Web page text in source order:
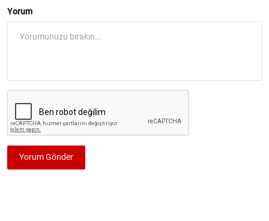
Yorum
Yorum Gönder